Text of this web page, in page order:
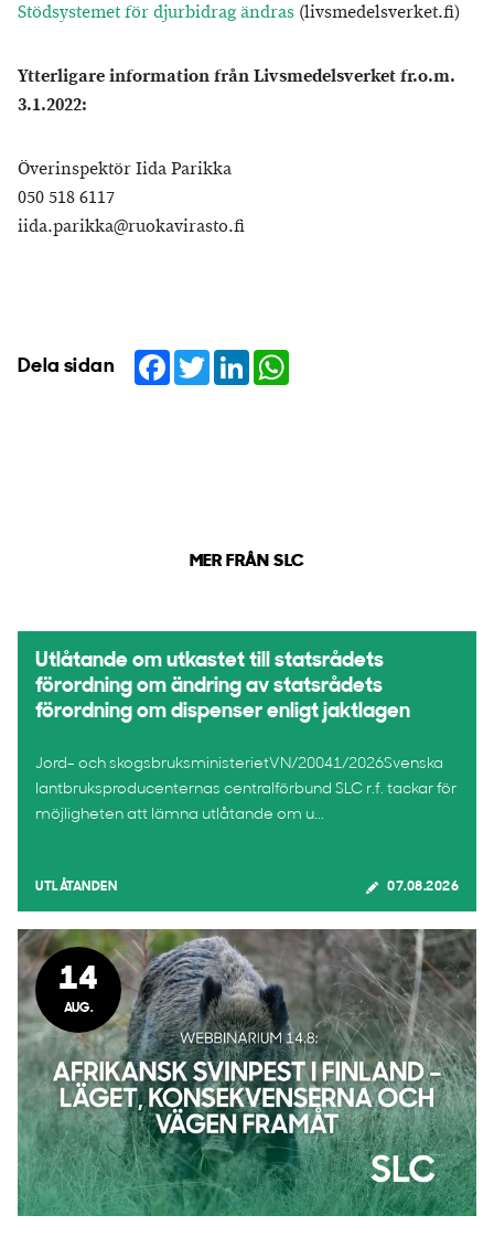
Stödsystemet för djurbidrag ändras (livsmedelsverket.fi)
Ytterligare information från Livsmedelsverket fr.o.m.
3.1.2022:
Överinspektör Iida Parikka
050 518 6117
iida.parikka@ruokavirasto.fi
Dela sidan Facebook
TwitterLinkedIn
MER FRÅN SLC
Utlåtande om utkastet till statsrådets
förordning om ändring av statsrådets
förordning om dispenser enligt jaktlagen
Jord- och skogsbruksministerietVN/20041/2026Svenska
lantbruksproducenternas centralförbund SLC r.f. tackar för
möjligheten att lämna utlåtande om u...
UTLÅTANDEN 07.08.2026
14
AUG.